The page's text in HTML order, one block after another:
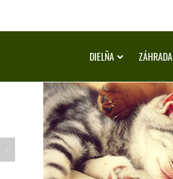
DIELŇA ZÁHRADA